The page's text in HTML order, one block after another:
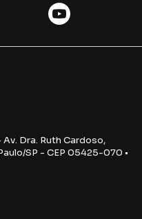
Dra. Ruth Cardoso,
SP - CEP 05425-070 •